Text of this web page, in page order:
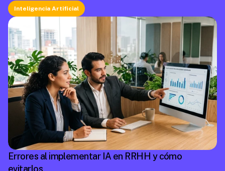
Inteligencia Artificial
Errores al implementar IA en RRHH y cómo
evitarlos